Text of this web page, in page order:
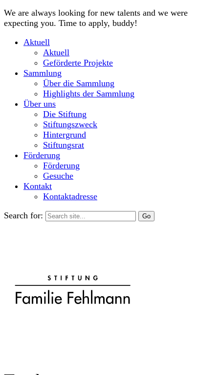
We are always looking for new talents and we were
expecting you. Time to apply, buddy!
Aktuell
Aktuell
Geförderte Projekte
Sammlung
Über die Sammlung
Highlights der Sammlung
Über uns
Die Stiftung
Stiftungszweck
Hintergrund
Stiftungsrat
Förderung
Förderung
Gesuche
Kontakt
Kontaktadresse
Search for: